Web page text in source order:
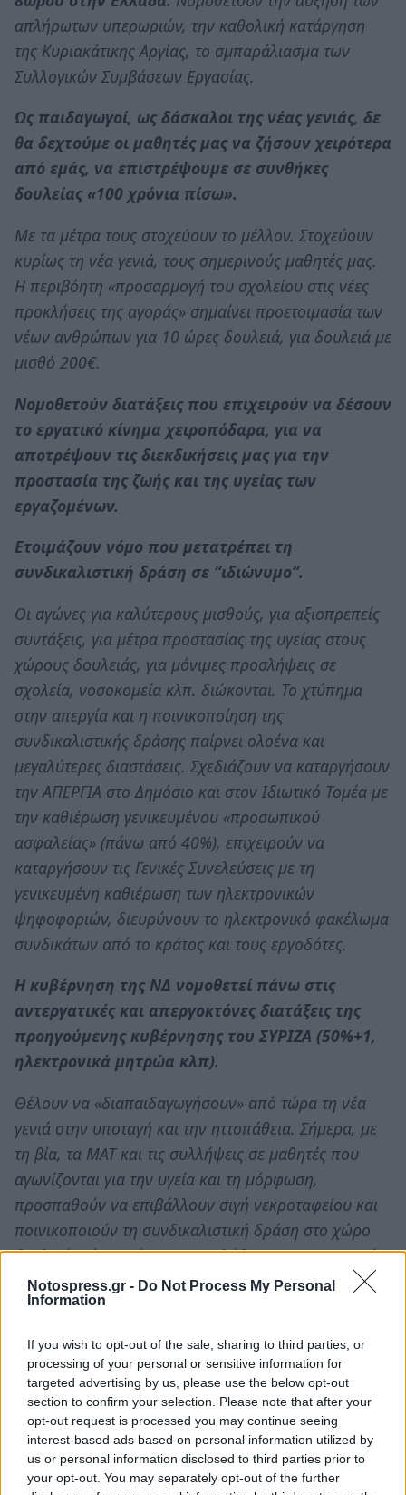
Notospress.gr - Do Not Process My Personal
Information
If you wish to opt-out of the sale, sharing to third parties, or
processing of your personal or sensitive information for
targeted advertising by us, please use the below opt-out
section to confirm your selection. Please note that after your
opt-out request is processed you may continue seeing
interest-based ads based on personal information utilized by
us or personal information disclosed to third parties prior to
your opt-out. You may separately opt-out of the further
απλήρωτων υπερωριών, την καθολική κατάργηση
της Κυριακάτικης Αργίας, το σμπαράλιασμα των
Συλλογικών Συμβάσεων Εργασίας.
Ως παιδαγωγοί, ως δάσκαλοι της νέας γενιάς, δε
θα δεχτούμε οι μαθητές μας να ζήσουν χειρότερα
από εμάς, να επιστρέψουμε σε συνθήκες
δουλείας «100 χρόνια πίσω».
Με τα μέτρα τους στοχεύουν το μέλλον. Στοχεύουν
κυρίως τη νέα γενιά, τους σημερινούς μαθητές μας.
Η περιβόητη «προσαρμογή του σχολείου στις νέες
προκλήσεις της αγοράς» σημαίνει προετοιμασία των
νέων ανθρώπων για 10 ώρες δουλειά, για δουλειά με
μισθό 200€.
Νομοθετούν διατάξεις που επιχειρούν να δέσουν
το εργατικό κίνημα χειροπόδαρα, για να
αποτρέψουν τις διεκδικήσεις μας για την
προστασία της ζωής και της υγείας των
εργαζομένων.
Ετοιμάζουν νόμο που μετατρέπει τη
συνδικαλιστική δράση σε “ιδιώνυμο”.
Οι αγώνες για καλύτερους μισθούς, για αξιοπρεπείς
συντάξεις, για μέτρα προστασίας της υγείας στους
χώρους δουλειάς, για μόνιμες προσλήψεις σε
σχολεία, νοσοκομεία κλπ. διώκονται. Το χτύπημα
στην απεργία και η ποινικοποίηση της
συνδικαλιστικής δράσης παίρνει ολοένα και
μεγαλύτερες διαστάσεις. Σχεδιάζουν να καταργήσουν
την ΑΠΕΡΓΙΑ στο Δημόσιο και στον Ιδιωτικό Τομέα με
την καθιέρωση γενικευμένου «προσωπικού
ασφαλείας» (πάνω από 40%), επιχειρούν να
καταργήσουν τις Γενικές Συνελεύσεις με τη
γενικευμένη καθιέρωση των ηλεκτρονικών
ψηφοφοριών, διευρύνουν το ηλεκτρονικό φακέλωμα
συνδικάτων από το κράτος και τους εργοδότες.
Η κυβέρνηση της ΝΔ νομοθετεί πάνω στις
αντεργατικές και απεργοκτόνες διατάξεις της
προηγούμενης κυβέρνησης του ΣΥΡΙΖΑ (50%+1,
ηλεκτρονικά μητρώα κλπ).
Θέλουν να «διαπαιδαγωγήσουν» από τώρα τη νέα
γενιά στην υποταγή και την ηττοπάθεια. Σήμερα, με
τη βία, τα ΜΑΤ και τις συλλήψεις σε μαθητές που
αγωνίζονται για την υγεία και τη μόρφωση,
προσπαθούν να επιβάλλουν σιγή νεκροταφείου και
ποινικοποιούν τη συνδικαλιστική δράση στο χώρο
δουλειάς, ώστε αύριο να προλάβουν “τους σεισμούς
που μέλλονται για να ΄ρθουν”.Δε θα τους περάσει!
Όπως το οργανωμένο κίνημα τους χάλασε τα
προσπάθεια να μπουν κάμερες στις τάξεις, με τις
ψευδοεκλογές για τα Υπηρεσιακά Συμβούλια,
όπως “έσπασε” στην πράξη την απαγόρευση του
εορτασμού του Πολυτεχνείου, τηρώντας όλα τα
μέτρα προστασίας, έτσι θα τους χαλάσει και τα
σχέδια να βάλουν τις διεκδικήσεις μας στο γύψο!